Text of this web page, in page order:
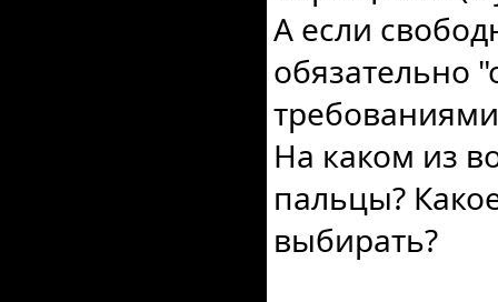
А если
обязательно
На каком из
пальцы?
выбирать?